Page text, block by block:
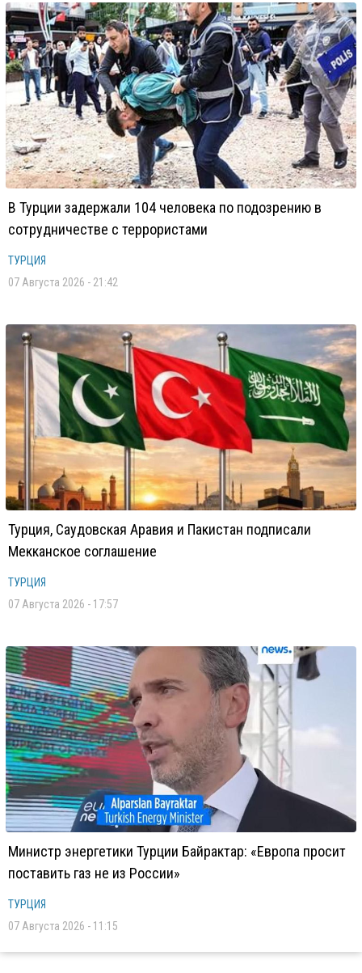
В Турции задержали 104 человека по подозрению в
сотрудничестве с террористами
ТУРЦИЯ
07 Августа 2026 - 21:42
Турция, Саудовская Аравия и Пакистан подписали
Мекканское соглашение
ТУРЦИЯ
07 Августа 2026 - 17:57
Министр энергетики Турции Байрактар: «Европа просит
поставить газ не из России»
ТУРЦИЯ
07 Августа 2026 - 11:15